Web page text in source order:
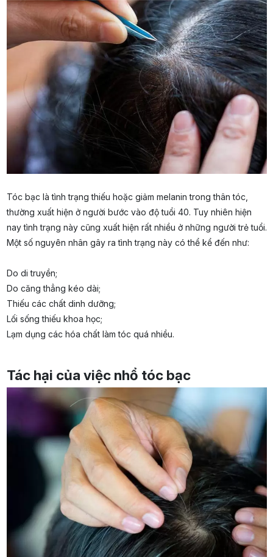
Tóc bạc là tình trạng thiếu hoặc giảm melanin trong thân tóc,
thường xuất hiện ở người bước vào độ tuổi 40. Tuy nhiên hiện
nay tình trạng này cũng xuất hiện rất nhiều ở những người trẻ tuổi.
Một số nguyên nhân gây ra tình trạng này có thể kể đến như:
Do di truyền;
Do căng thẳng kéo dài;
Thiếu các chất dinh dưỡng;
Lối sống thiếu khoa học;
Lạm dụng các hóa chất làm tóc quá nhiều.
Tác hại của việc nhổ tóc bạc